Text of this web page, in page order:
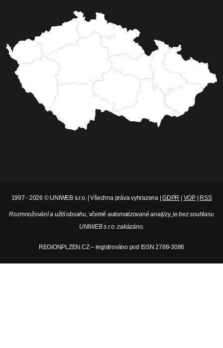
1997 - 2026 © UNIWEB s.r.o. | Všechna práva vyhrazena |GDPR VOP| RSS
Rozmnožování a užití obsahu, včetně automatizované analýzy, je bez souhlasu
UNIWEB s.r.o. zakázáno.
REGIONPLZEN.CZ – registrováno pod ISSN 2788-3086